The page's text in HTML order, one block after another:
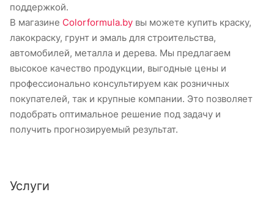
поддержкой.
В магазине Colorformula.by вы можете купить краску,
лакокраску, грунт и эмаль для строительства,
автомобилей, металла и дерева. Мы предлагаем
высокое качество продукции, выгодные цены и
профессионально консультируем как розничных
покупателей, так и крупные компании. Это позволяет
подобрать оптимальное решение под задачу и
получить прогнозируемый результат.
Услуги